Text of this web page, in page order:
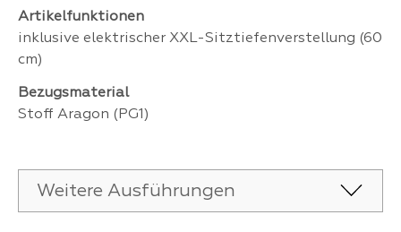
Artikelfunktionen
inklusive elektrischer XXL-Sitztiefenverstellung (60
cm)
Bezugsmaterial
Stoff Aragon (PG1)
Weitere Ausführungen